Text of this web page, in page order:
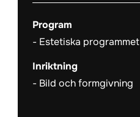
Program
Estetiska programmet
Inriktning
Bild och formgivning